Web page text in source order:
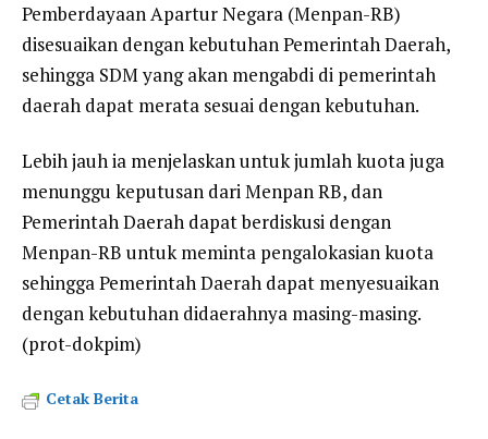
Pemberdayaan Apartur Negara (Menpan-RB)
disesuaikan dengan kebutuhan Pemerintah Daerah,
sehingga SDM yang akan mengabdi di pemerintah
daerah dapat merata sesuai dengan kebutuhan.
Lebih jauh ia menjelaskan untuk jumlah kuota juga
menunggu keputusan dari Menpan RB, dan
Pemerintah Daerah dapat berdiskusi dengan
Menpan-RB untuk meminta pengalokasian kuota
sehingga Pemerintah Daerah dapat menyesuaikan
dengan kebutuhan didaerahnya masing-masing.
(prot-dokpim)
Cetak Berita